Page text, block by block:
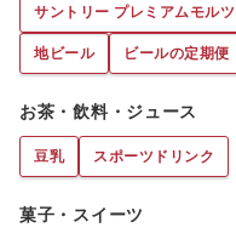
サントリー プレミアムモルツ
地ビール
ビールの定期便
お茶・飲料・ジュース
豆乳 スポーツドリンク
菓子・スイーツ